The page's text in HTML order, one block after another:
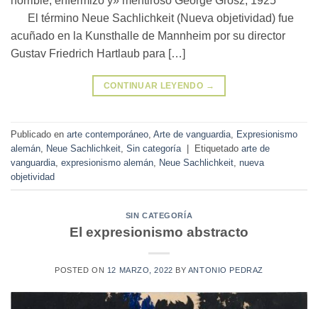
El término Neue Sachlichkeit (Nueva objetividad) fue
acuñado en la Kunsthalle de Mannheim por su director
Gustav Friedrich Hartlaub para […]
CONTINUAR LEYENDO →
Publicado en arte contemporáneo Arte de vanguardia Expresionismo
alemán Neue Sachlichkeit Sin categoría | Etiquetado arte de
vanguardia expresionismo alemán Neue Sachlichkeit nueva
objetividad
SIN CATEGORÍA
El expresionismo abstracto
POSTED ON 12 MARZO, 2022 BY ANTONIO PEDRAZ